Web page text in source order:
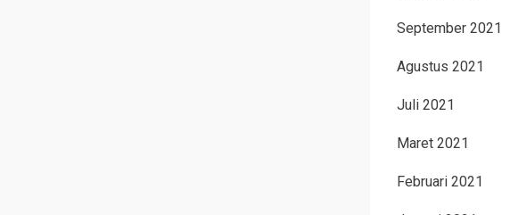
September 2021
Agustus 2021
Juli 2021
Maret 2021
Februari 2021